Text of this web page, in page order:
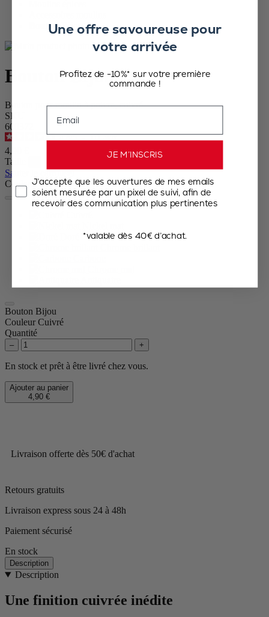
Bouton Bijou
Bouton Bijou
Bouton pour moulin à poivre, cuivré
SKU
600372
4.8/5- 111avis
4,90 €
Taille
Sauter le carrousel
Couleur
Bouton Bijou
Couleur Cuivré
Quantité
– +
En stock et prêt à être livré chez vous.
Ajouter au panier
4,90 €
Livraison offerte dès 50€ d'achat
Retours gratuits
Livraison express sous 24 à 48h
Paiement sécurisé
En stock
Description
Description
Une finition cuivrée inédite
Une offre savoureuse pour
votre arrivée
Profitez de -10%* sur votre première
commande !
Email
JE M’INSCRIS
J’accepte que les ouvertures de mes emails
soient mesurée par un pixel de suivi, afin de
recevoir des communication plus pertinentes
*valable dès 40€ d’achat.